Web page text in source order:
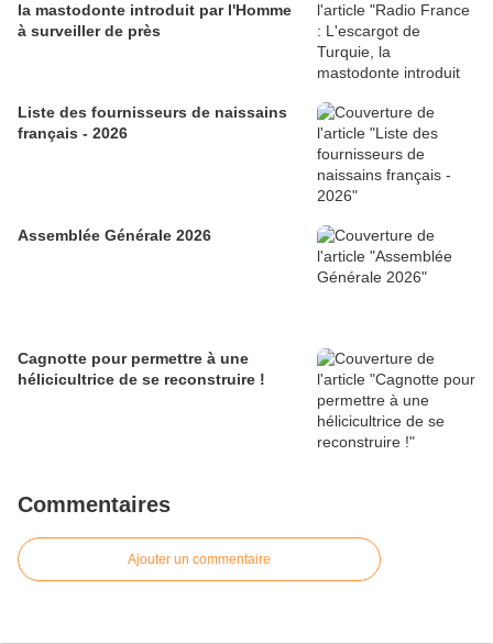
la mastodonte introduit par l'Homme
à surveiller de près
Liste des fournisseurs de naissains
français - 2026
Assemblée Générale 2026
Cagnotte pour permettre à une
hélicicultrice de se reconstruire !
Commentaires
Ajouter un commentaire